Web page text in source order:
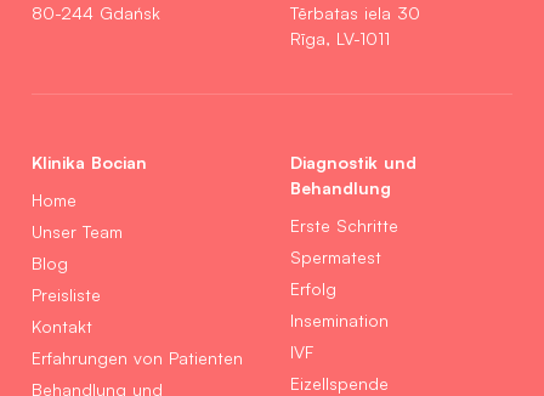
80-244 Gdańsk
Tērbatas iela 30
Rīga, LV-1011
Klinika Bocian
Home
Unser Team
Blog
Preisliste
Kontakt
Erfahrungen von Patienten
Behandlung und
Diagnostik und
Behandlung
Erste Schritte
Spermatest
Erfolg
Insemination
IVF
Eizellspende